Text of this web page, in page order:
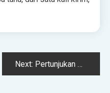
Next: Pertunjukan zombie ada di mana -mana, tetapi permata tersembunyi ini dengan 2 musim dan skor RT 81% harus menjadi jam tangan Anda berikutnya